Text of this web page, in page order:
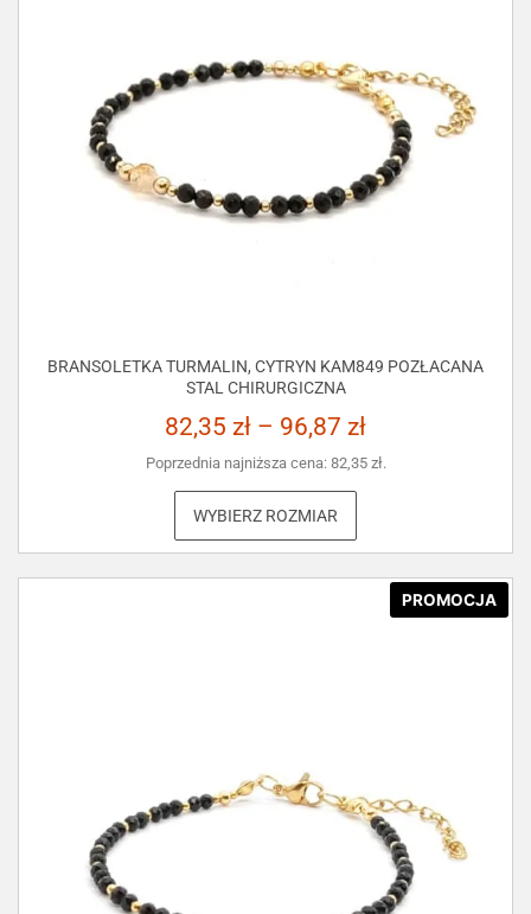
BRANSOLETKA TURMALIN, CYTRYN KAM849 POZŁACANA
STAL CHIRURGICZNA
82,35 zł – 96,87 zł
Poprzednia najniższa cena: 82,35 zł.
WYBIERZ ROZMIAR
PROMOCJA